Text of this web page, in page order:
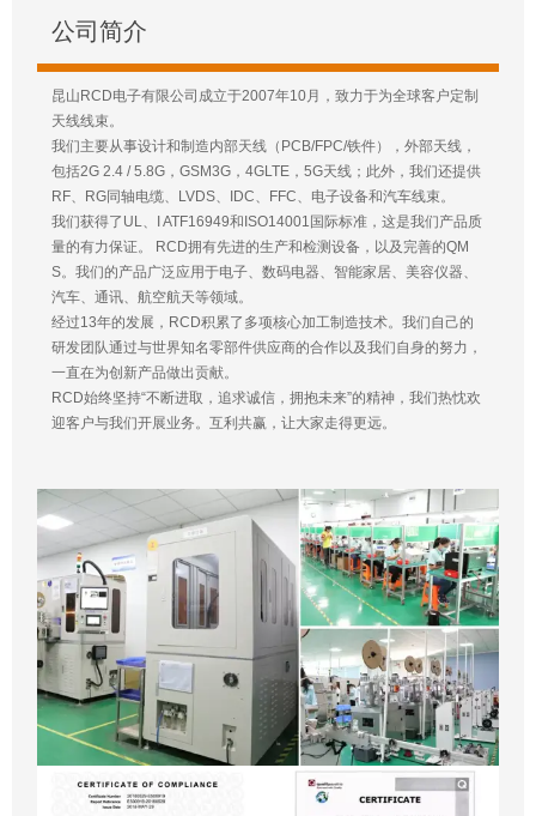
公司简介
昆山RCD电子有限公司成立于2007年10月，致力于为全球客户定制
天线线束。
我们主要从事设计和制造内部天线（PCB/FPC/铁件），外部天线，
包括2G 2.4 / 5.8G，GSM3G，4GLTE，5G天线；此外，我们还提供
RF、RG同轴电缆、LVDS、IDC、FFC、电子设备和汽车线束。
我们获得了UL、I ATF16949和ISO14001国际标准，这是我们产品质
量的有力保证。 RCD拥有先进的生产和检测设备，以及完善的QM
S。我们的产品广泛应用于电子、数码电器、智能家居、美容仪器、
汽车、通讯、航空航天等领域。
经过13年的发展，RCD积累了多项核心加工制造技术。我们自己的
研发团队通过与世界知名零部件供应商的合作以及我们自身的努力，
一直在为创新产品做出贡献。
RCD始终坚持“不断进取，追求诚信，拥抱未来”的精神，我们热忱欢
迎客户与我们开展业务。互利共赢，让大家走得更远。